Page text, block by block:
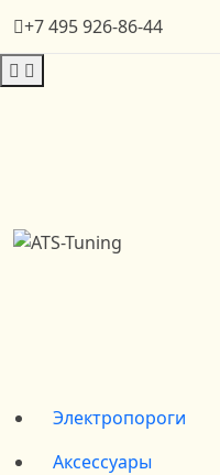
+7 495 926-86-44
Электропороги
Аксессуары